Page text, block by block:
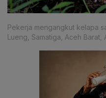
Pekerja mengangkut kelapa
Lueng, Samatiga, Aceh